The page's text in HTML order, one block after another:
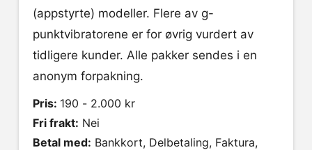
(appstyrte) modeller. Flere av g-
punktvibratorene er for øvrig vurdert av
tidligere kunder. Alle pakker sendes i en
anonym forpakning.
Pris: 190 - 2.000 kr
Fri frakt: Nei
Betal med: